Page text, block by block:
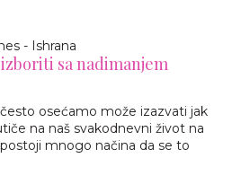
- Ishrana
sa nadimanjem
osećamo može izazvati jak
na naš svakodnevni život na
mnogo načina da se to